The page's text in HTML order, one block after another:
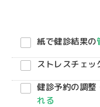
紙で健診結果の
ストレスチェッ
健診予約の調整
れる